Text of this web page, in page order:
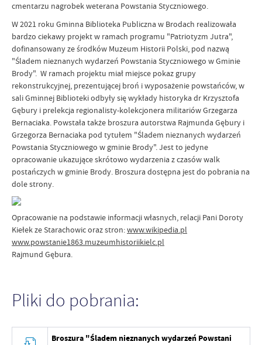
cmentarzu nagrobek weterana Powstania Styczniowego.
W 2021 roku Gminna Biblioteka Publiczna w Brodach realizowała
bardzo ciekawy projekt w ramach programu "Patriotyzm Jutra",
dofinansowany ze środków Muzeum Historii Polski, pod nazwą
"Śladem nieznanych wydarzeń Powstania Styczniowego w Gminie
Brody". W ramach projektu miał miejsce pokaz grupy
rekonstrukcyjnej, prezentującej broń i wyposażenie powstańców, w
sali Gminnej Biblioteki odbyły się wykłady historyka dr Krzysztofa
Gębury i prelekcja regionalisty-kolekcjonera militariów Grzegarza
Bernaciaka. Powstała także broszura autorstwa Rajmunda Gębury i
Grzegorza Bernaciaka pod tytułem "Śladem nieznanych wydarzeń
Powstania Styczniowego w gminie Brody". Jest to jedyne
opracowanie ukazujące skrótowo wydarzenia z czasów walk
postańczych w gminie Brody. Broszura dostępna jest do pobrania na
dole strony.
Opracowanie na podstawie informacji własnych, relacji Pani Doroty
Kiełek ze Starachowic oraz stron:www.wikipedia.pl
www.powstanie1863.muzeumhistoriikielc.pl
Rajmund Gębura.
Pliki do pobrania:
Broszura "Śladem nieznanych wydarzeń Powstani